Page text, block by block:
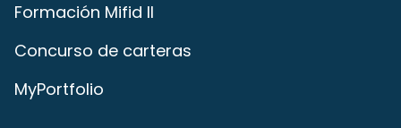
Formación Mifid II
Concurso de carteras
MyPortfolio